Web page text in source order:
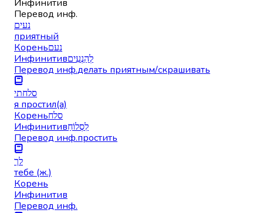
Инфинитив
Перевод инф.
נעים
приятный
Кореньנעם
Инфинитивלְהַנְעִים
Перевод инф.делать приятным/скрашивать
סלחתי
я простил(а)
Кореньסלח
Инфинитивלִסְלוֹחַ
Перевод инф.простить
לך
тебе (ж.)
Корень
Инфинитив
Перевод инф.